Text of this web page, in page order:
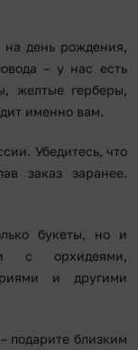
на день рождения,
– у нас есть
желтые герберы,
именно вам.
Убедитесь, что
заказ заранее.
букеты, но и
с орхидеями,
и другими
подарите близким